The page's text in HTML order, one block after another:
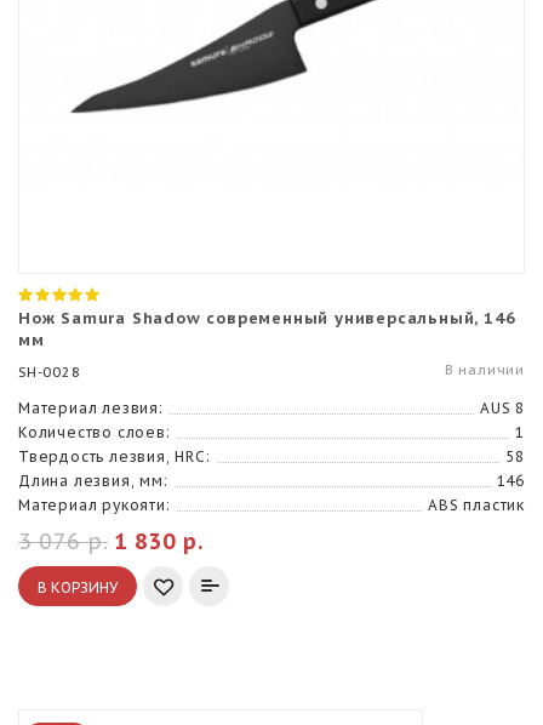
Нож Samura Shadow современный универсальный, 146
мм
SH-0028 В наличии
Материал лезвия:
AUS 8
Количество слоев:
1
Твердость лезвия, HRC:
58
Длина лезвия, мм:
146
Материал рукояти:
ABS пластик
1 830 р.
3 076 р.
В КОРЗИНУ